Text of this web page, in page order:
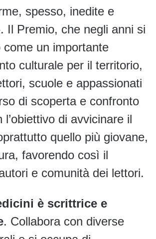
spesso, inedite e
Il Premio, che negli anni si
come un importante
culturale per il territorio,
scuole e appassionati
di scoperta e confronto
l’obiettivo di avvicinare il
quello più giovane,
favorendo così il
e comunità dei lettori.
è scrittrice e
. Collabora con diverse